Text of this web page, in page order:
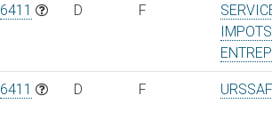
6411 D F
IMPOTS
6411 D F